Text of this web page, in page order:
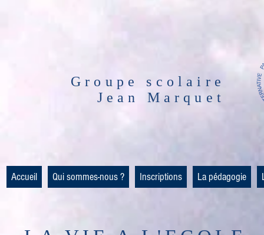
Groupe scolaire
Jean Marquet
Accueil Qui sommes-nous ? Inscriptions La pédagogie